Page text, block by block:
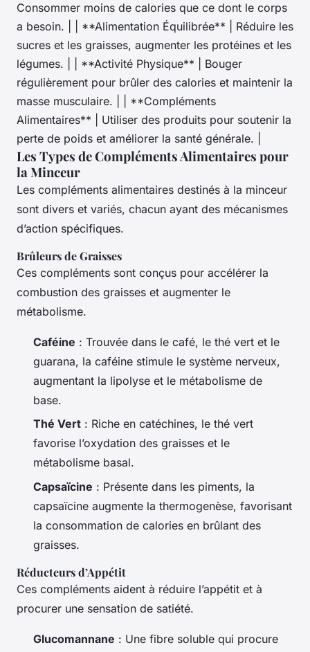
Consommer moins de calories que ce dont le corps
a besoin. | | **Alimentation Équilibrée** | Réduire les
sucres et les graisses, augmenter les protéines et les
légumes. | | **Activité Physique** | Bouger
régulièrement pour brûler des calories et maintenir la
masse musculaire. | | **Compléments
Alimentaires** | Utiliser des produits pour soutenir la
perte de poids et améliorer la santé générale. |
Les Types de Compléments Alimentaires pour
la Minceur
Les compléments alimentaires destinés à la minceur
sont divers et variés, chacun ayant des mécanismes
d’action spécifiques.
Brûleurs de Graisses
Ces compléments sont conçus pour accélérer la
combustion des graisses et augmenter le
métabolisme.
Caféine : Trouvée dans le café, le thé vert et le
guarana, la caféine stimule le système nerveux,
augmentant la lipolyse et le métabolisme de
base.
Thé Vert : Riche en catéchines, le thé vert
favorise l’oxydation des graisses et le
métabolisme basal.
Capsaïcine : Présente dans les piments, la
capsaïcine augmente la thermogenèse, favorisant
la consommation de calories en brûlant des
graisses.
Réducteurs d’Appétit
Ces compléments aident à réduire l’appétit et à
procurer une sensation de satiété.
Glucomannane : Une fibre soluble qui procure